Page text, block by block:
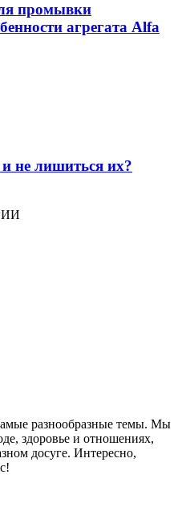
промывки
агрегата Alfa
не лишиться их?
разнообразные темы. Мы
здоровье и отношениях,
досуге. Интересно,